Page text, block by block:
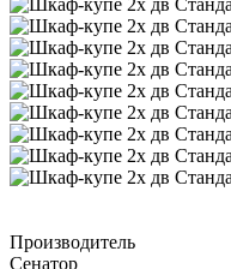
Производитель
Сенатор